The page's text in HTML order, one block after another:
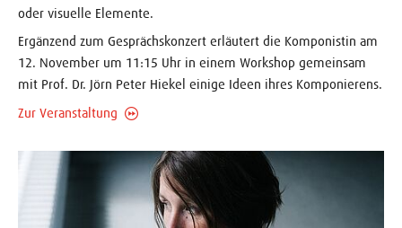
oder visuelle Elemente.
Ergänzend zum Gesprächskonzert erläutert die Komponistin am
12. November um 11:15 Uhr in einem Workshop gemeinsam
mit Prof. Dr. Jörn Peter Hiekel einige Ideen ihres Komponierens.
Zur Veranstaltung